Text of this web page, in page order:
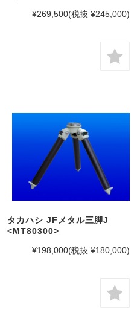
¥269,500(税抜 ¥245,000)
タカハシ JFメタル三脚J
<MT80300>
¥198,000(税抜 ¥180,000)